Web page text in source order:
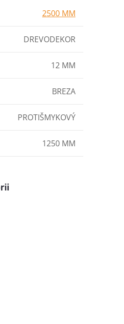
2500 MM
DREVODEKOR
12 MM
BREZA
PROTIŠMYKOVÝ
1250 MM